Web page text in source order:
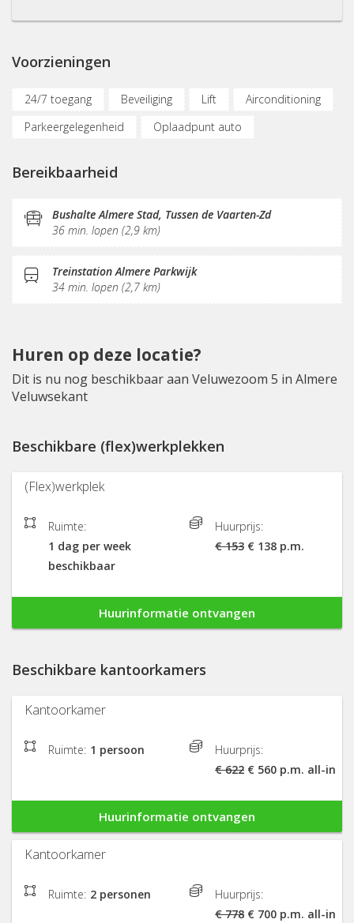
Voorzieningen
24/7 toegang Beveiliging Lift
Airconditioning
Parkeergelegenheid
Oplaadpunt auto
Vergaderplekken
Printservice
KVK-inschrijving
Sociaal hart
Koffie/thee
Pantry
Postverwerking
Bereikbaarheid
Bushalte Almere Stad, Tussen de Vaarten-Zd
36 min. lopen (2,9 km)
Treinstation Almere Parkwijk
34 min. lopen (2,7 km)
Huren op deze locatie?
Dit is nu nog beschikbaar aan Veluwezoom 5 in Almere
Veluwsekant
Beschikbare (flex)werkplekken
(Flex)werkplek
Ruimte:
1 dag per week
beschikbaar
Huurprijs:
€ 153 € 138 p.m.
Huurinformatie ontvangen
Beschikbare kantoorkamers
Kantoorkamer
Ruimte: 1 persoon
Huurprijs:
€ 622 € 560 p.m. all-in
Huurinformatie ontvangen
Kantoorkamer
Ruimte: 2 personen
Huurprijs:
€ 778 € 700 p.m. all-in